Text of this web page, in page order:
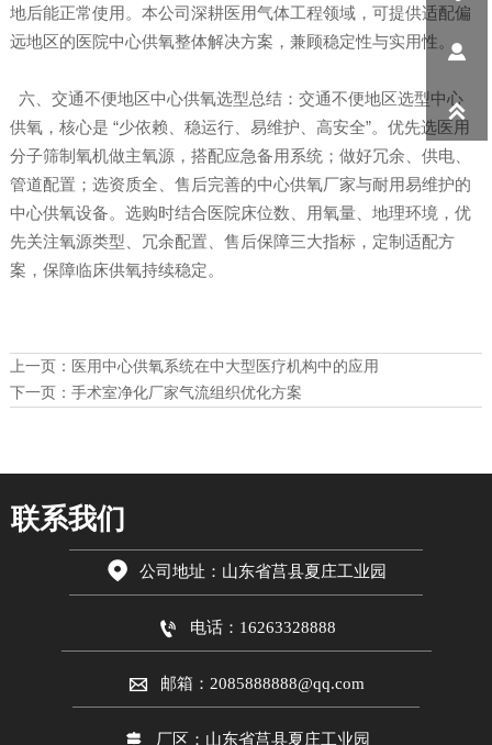
地后能正常使用。本公司深耕医用气体工程领域，可提供适配偏
远地区的医院中心供氧整体解决方案，兼顾稳定性与实用性。
六、交通不便地区中心供氧选型总结：交通不便地区选型中心
供氧，核心是 “少依赖、稳运行、易维护、高安全”。优先选医用
分子筛制氧机做主氧源，搭配应急备用系统；做好冗余、供电、
管道配置；选资质全、售后完善的中心供氧厂家与耐用易维护的
中心供氧设备。选购时结合医院床位数、用氧量、地理环境，优
先关注氧源类型、冗余配置、售后保障三大指标，定制适配方
案，保障临床供氧持续稳定。
上一页： 医用中心供氧系统在中大型医疗机构中的应用
下一页： 手术室净化厂家气流组织优化方案
联系我们
 公司地址：山东省莒县夏庄工业园
 电话：16263328888
 邮箱：2085888888@qq.com
 厂区：山东省莒县夏庄工业园

